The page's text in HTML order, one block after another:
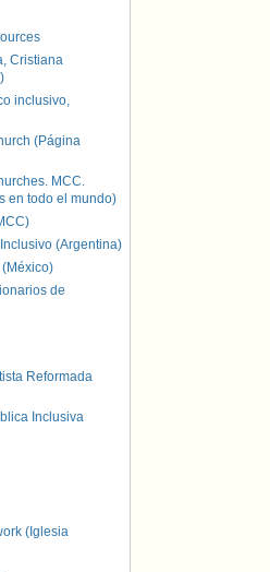
Cristiana
inclusivo,
(Página
MCC.
en todo el mundo)
(Argentina)
de
Reformada
Inclusiva
(Iglesia